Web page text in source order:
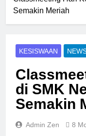
Semakin Meriah
KESISWAAN
di SMK
Semakin
Admin Zen 8